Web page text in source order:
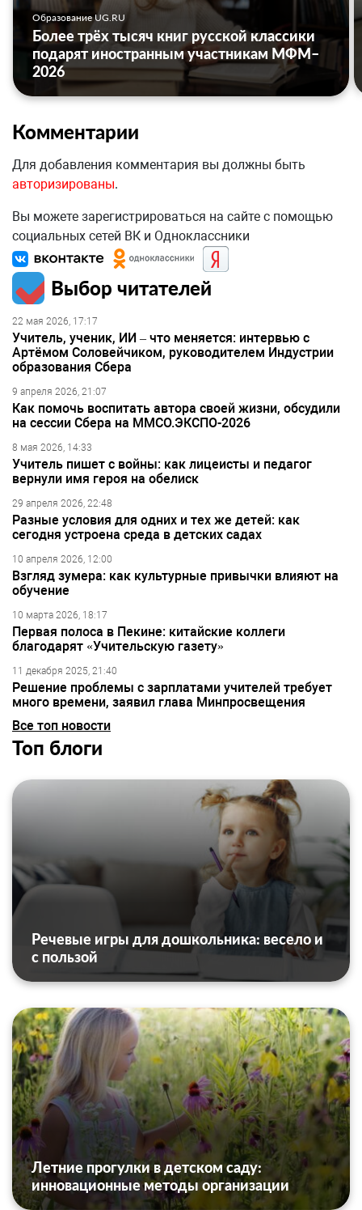
Образование UG.RU
Более трёх тысяч книг русской классики
подарят иностранным участникам МФМ–
2026
Комментарии
Для добавления комментария вы должны быть
авторизированы.
Вы можете зарегистрироваться на сайте с помощью
социальных сетей ВК и Одноклассники
Выбор читателей
22 мая 2026, 17:17
Учитель, ученик, ИИ – что меняется: интервью с
Артёмом Соловейчиком, руководителем Индустрии
образования Сбера
9 апреля 2026, 21:07
Как помочь воспитать автора своей жизни, обсудили
на сессии Сбера на ММСО.ЭКСПО-2026
8 мая 2026, 14:33
Учитель пишет с войны: как лицеисты и педагог
вернули имя героя на обелиск
29 апреля 2026, 22:48
Разные условия для одних и тех же детей: как
сегодня устроена среда в детских садах
10 апреля 2026, 12:00
Взгляд зумера: как культурные привычки влияют на
обучение
10 марта 2026, 18:17
Первая полоса в Пекине: китайские коллеги
благодарят «Учительскую газету»
11 декабря 2025, 21:40
Решение проблемы с зарплатами учителей требует
много времени, заявил глава Минпросвещения
Все топ новости
Топ блоги
Речевые игры для дошкольника: весело и
с пользой
Летние прогулки в детском саду:
инновационные методы организации